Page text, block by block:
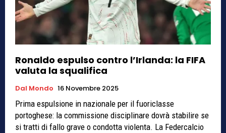
Ronaldo espulso contro l’Irlanda: la FIFA
valuta la squalifica
Dal Mondo 16 Novembre 2025
Prima espulsione in nazionale per il fuoriclasse
portoghese: la commissione disciplinare dovrà stabilire se
si tratti di fallo grave o condotta violenta. La Federcalcio